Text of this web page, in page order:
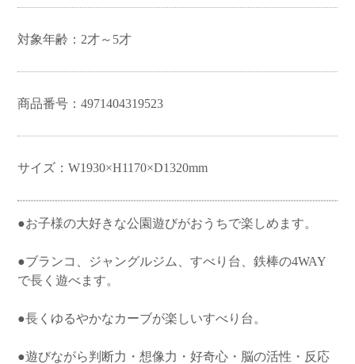
対象年齢：2才～5才
商品番号：4971404319523
サイズ：W1930×H1170×D1320mm
●お子様の大好きな公園遊びがおうちで楽しめます。
●ブランコ、ジャングルジム、すべり台、鉄棒の4WAY
で長く遊べます。
●長くゆるやかなカーブが楽しいすべり台。
●遊びながら判断力・想像力・好奇心・脳の活性・反応